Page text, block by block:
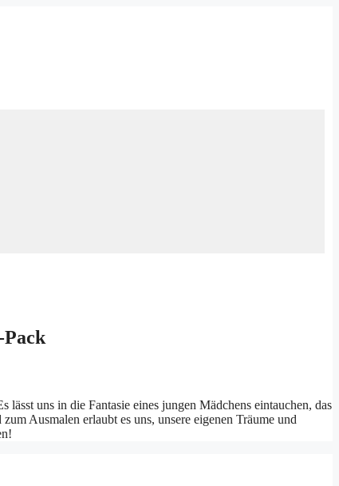
uns in die Fantasie eines jungen Mädchens eintauchen, das
Ausmalen erlaubt es uns, unsere eigenen Träume und